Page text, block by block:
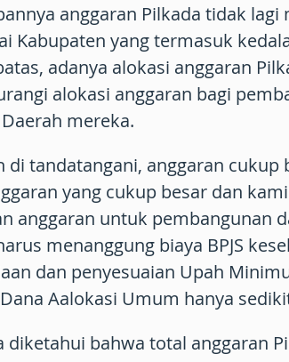
anggaran Pilkada tidak
Kabupaten yang termasuk
adanya alokasi anggaran
alokasi anggaran bagi
mereka.
di tandatangani, anggaran cukup
yang cukup besar dan
anggaran untuk pembangunan
menanggung biaya BPJS
dan penyesuaian Upah
Aalokasi Umum hanya
diketahui bahwa total anggaran